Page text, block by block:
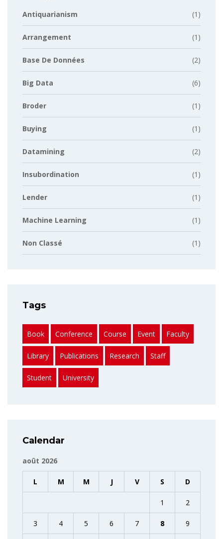
Antiquarianism (1)
Arrangement (1)
Base De Données (2)
Big Data (6)
Broder (1)
Buying (1)
Datamining (2)
Insubordination (1)
Lender (1)
Machine Learning (1)
Non Classé (1)
Tags
Book Conference Course Event Faculty
Library Publications Research Staff
Student University
Calendar
août 2026
L M M J V S D
1 2
3 4 5 6 7 8 9